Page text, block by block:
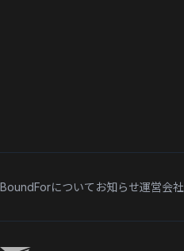
BoundForについて お知らせ運営会社